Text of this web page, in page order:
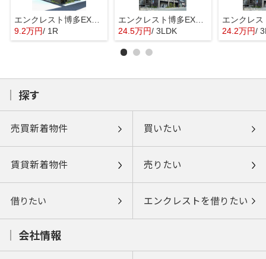
エンクレスト博多EXCEED
9.2万円/ 1R
エンクレスト博多EXCEED
24.5万円/ 3LDK 24.2万円/
探す
売買新着物件 買いたい
賃貸新着物件 売りたい
借りたい エンクレストを借りたい
会社情報